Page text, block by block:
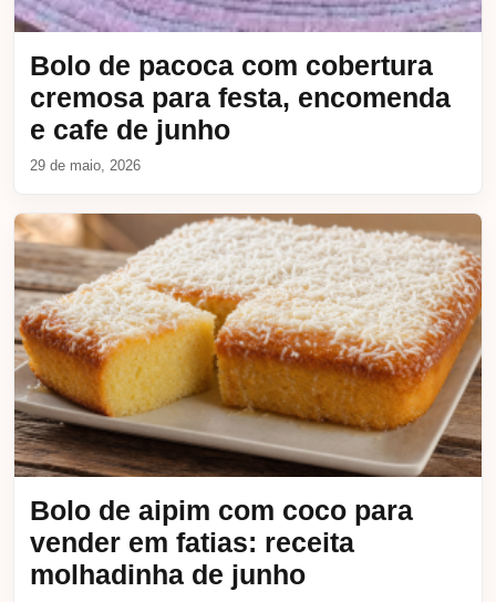
Bolo de pacoca com cobertura
cremosa para festa, encomenda
e cafe de junho
29 de maio, 2026
Bolo de aipim com coco para
vender em fatias: receita
molhadinha de junho